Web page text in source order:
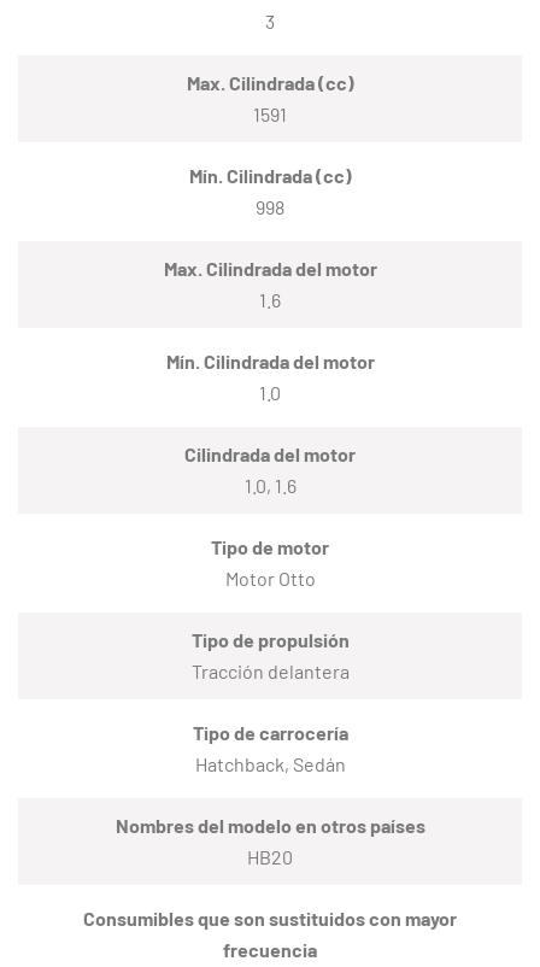
3
Max. Cilindrada (cc)
1591
Mín. Cilindrada (cc)
998
Max. Cilindrada del motor
1.6
Mín. Cilindrada del motor
1.0
Cilindrada del motor
1.0, 1.6
Tipo de motor
Motor Otto
Tipo de propulsión
Tracción delantera
Tipo de carrocería
Hatchback, Sedán
Nombres del modelo en otros países
HB20
Consumibles que son sustituidos con mayor
frecuencia